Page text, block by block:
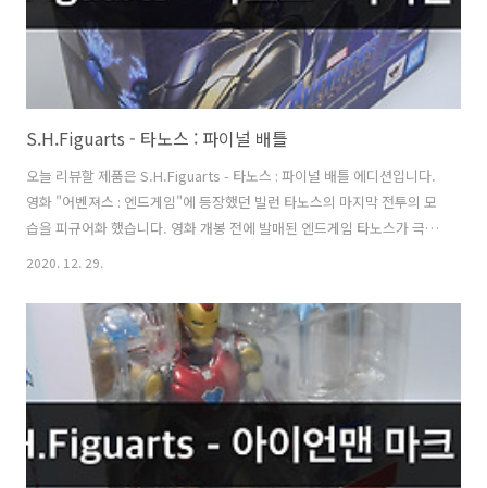
S.H.Figuarts - 타노스 : 파이널 배틀
오늘 리뷰할 제품은 S.H.Figuarts - 타노스 : 파이널 배틀 에디션입니다.
영화 "어벤져스 : 엔드게임"에 등장했던 빌런 타노스의 마지막 전투의 모
습을 피규어화 했습니다. 영화 개봉 전에 발매된 엔드게임 타노스가 극
중 모습과 많이 달라서 욕을 먹었는데 뒤늦게 리뉴얼 하여 발매되었네요.
발매가 아닌가 생각했습니다. 혼웹 한정으로 발매되어서 혼웹 박스에 담
겨저 배송! 영화 개봉 후 약 1년 뒤에 발매된 녀석이라 품절도 안나더라구
요. 기존 밋밋했던 박스아트 대신 보라색과 일러스트가 그려져 있습니다.
구성품은 위와 같습니다. 그런데 완전판이라 하긴 뭐한 헤드 구성입니다.
헬멧용 헤드는 무표정 한개만 들어있어서 화난 얼굴이나 미소 짓..
2020. 12. 29.